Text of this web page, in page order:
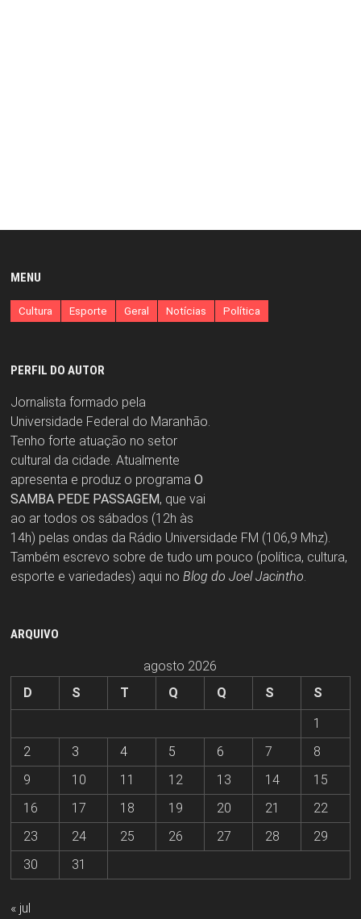
MENU
Cultura Esporte Geral Notícias Política
PERFIL DO AUTOR
Jornalista formado pela
Universidade Federal do Maranhão.
Tenho forte atuação no setor
cultural da cidade. Atualmente
apresenta e produz o programa O
SAMBA PEDE PASSAGEM, que vai
ao ar todos os sábados (12h às
14h) pelas ondas da Rádio Universidade FM (106,9 Mhz).
Também escrevo sobre de tudo um pouco (política, cultura,
esporte e variedades) aqui no Blog do Joel Jacintho
ARQUIVO
agosto 2026
D
S T Q Q S
S
1
2
3 4 5 6 7
8
9
10 11 12 13 14
15
16
17 18 19 20 21
22
23
24 25 26 27 28
29
30
31
« jul